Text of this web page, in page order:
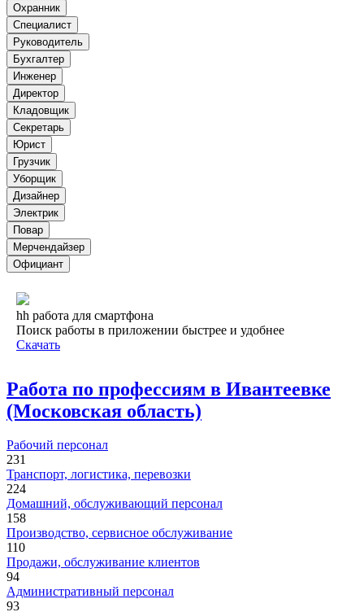
Охранник
Специалист
Руководитель
Бухгалтер
Инженер
Директор
Кладовщик
Секретарь
Юрист
Грузчик
Уборщик
Дизайнер
Электрик
Повар
Мерчендайзер
Официант
hh работа для смартфона
Поиск работы в приложении быстрее и удобнее
Скачать
Работа по профессиям в Ивантеевке
(Московская область)
Рабочий персонал
231
Транспорт, логистика, перевозки
224
Домашний, обслуживающий персонал
158
Производство, сервисное обслуживание
110
Продажи, обслуживание клиентов
94
Административный персонал
93